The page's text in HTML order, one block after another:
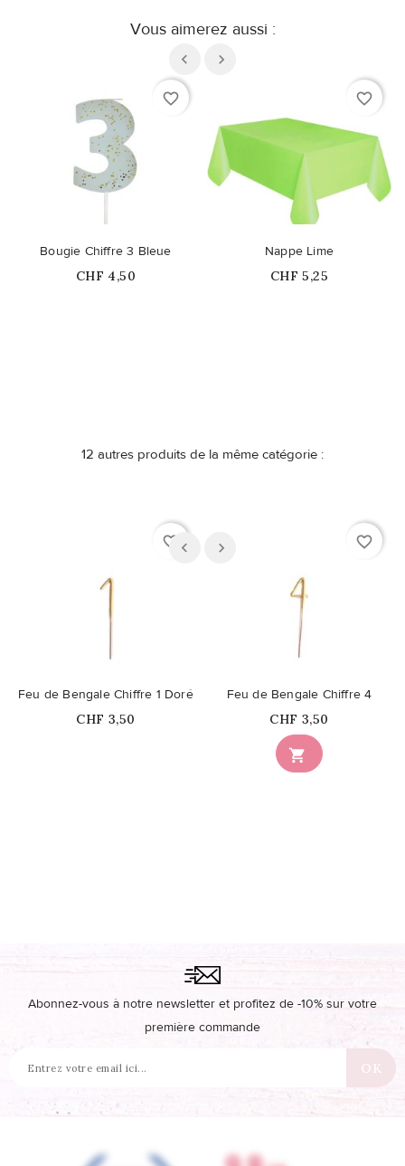
Vous aimerez aussi :
favorite_border
Bougie Chiffre 3 Bleue
Prix
CHF 4,50
favorite_border
Nappe Lime
Prix
CHF 5,25
12 autres produits de la même catégorie :
favorite_border
Feu de Bengale Chiffre 1 Doré
Prix
CHF 3,50
favorite_border

Feu de Bengale Chiffre 4
Prix
CHF 3,50
Abonnez-vous à notre newsletter et profitez de -10% sur votre
première commande